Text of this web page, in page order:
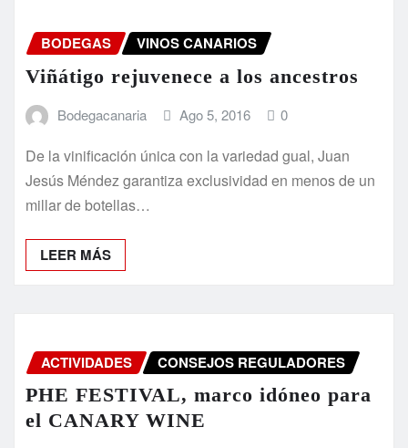
BODEGAS VINOS CANARIOS
Viñátigo rejuvenece a los ancestros
Bodegacanaria Ago 5, 2016 0
De la vinificación única con la variedad gual, Juan
Jesús Méndez garantiza exclusividad en menos de un
millar de botellas…
LEER MÁS
ACTIVIDADES CONSEJOS REGULADORES
PHE FESTIVAL, marco idóneo para
el CANARY WINE